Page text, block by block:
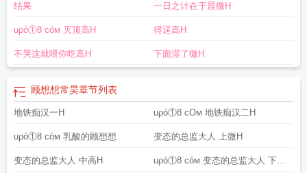
结果 一日之计在于晨微H
uρó①8 cóм 灭顶高H 得逞高H
不哭这就喂你吃高H 下面湿了微H
顾想想常昊章节列表
地铁痴汉一H uρó①8 cOм 地铁痴汉二H
uρó①8 cóм 乳酸的顾想想 变态的总监大人 上微H
变态的总监大人 中高H uρó①8 cóм 变态的总监大人 下高